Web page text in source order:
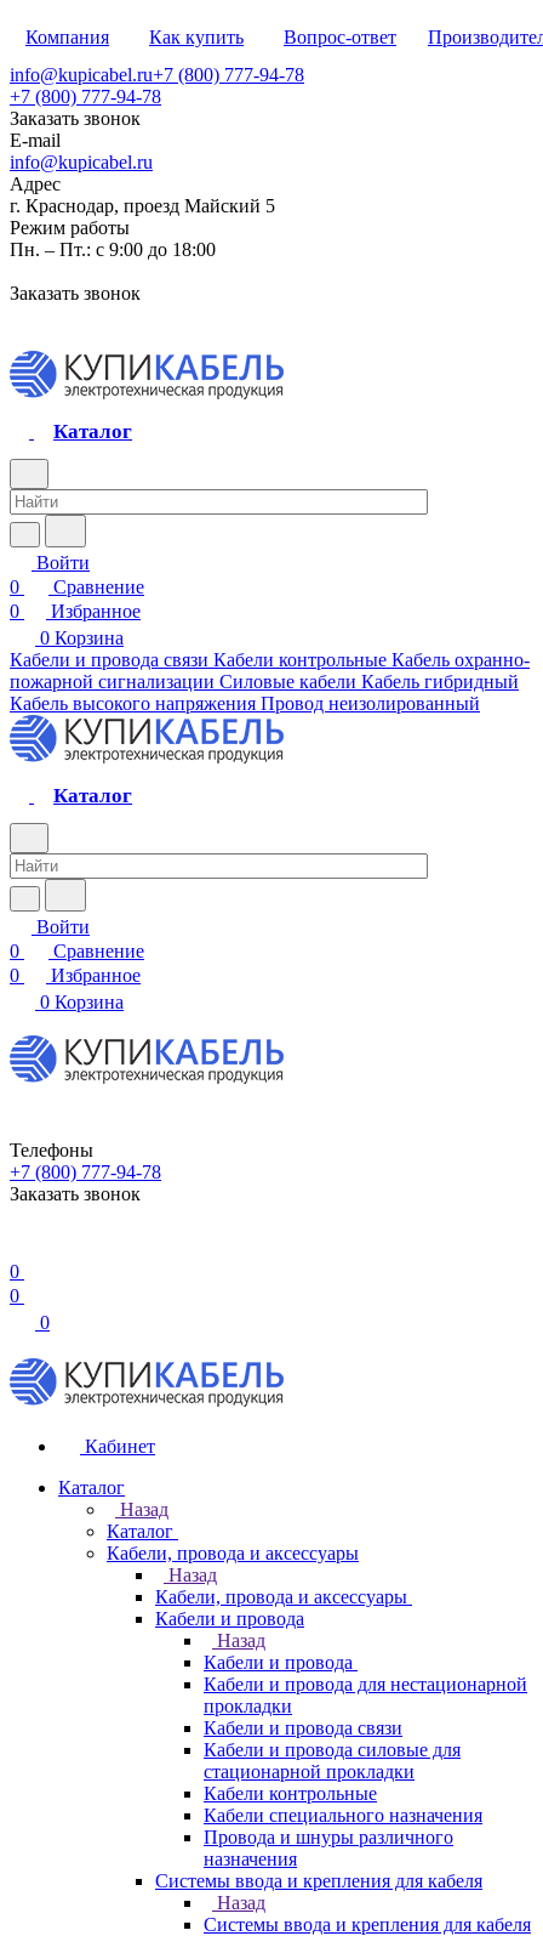
Компания Как купить Вопрос-ответ
info@kupicabel.ru+7 (800) 777-94-78
+7 (800) 777-94-78
Заказать звонок
E-mail
info@kupicabel.ru
Адрес
г. Краснодар, проезд Майский 5
Режим работы
Пн. – Пт.: с 9:00 до 18:00
Заказать звонок
Каталог
Войти
0
Сравнение
0
Избранное
0 Корзина
Кабели и провода связи Кабели контрольные Кабель охранно-
пожарной сигнализации Силовые кабели Кабель гибридный
Кабель высокого напряжения Провод неизолированный
Каталог
Войти
0
Сравнение
0
Избранное
0 Корзина
Телефоны
+7 (800) 777-94-78
Заказать звонок
0
0
0
Кабинет
Каталог
Назад
Каталог
Кабели, провода и аксессуары
Назад
Кабели, провода и аксессуары
Кабели и провода
Назад
Кабели и провода
Кабели и провода для нестационарной
прокладки
Кабели и провода связи
Кабели и провода силовые для
стационарной прокладки
Кабели контрольные
Кабели специального назначения
Провода и шнуры различного
назначения
Системы ввода и крепления для кабеля
Назад
Системы ввода и крепления для кабеля